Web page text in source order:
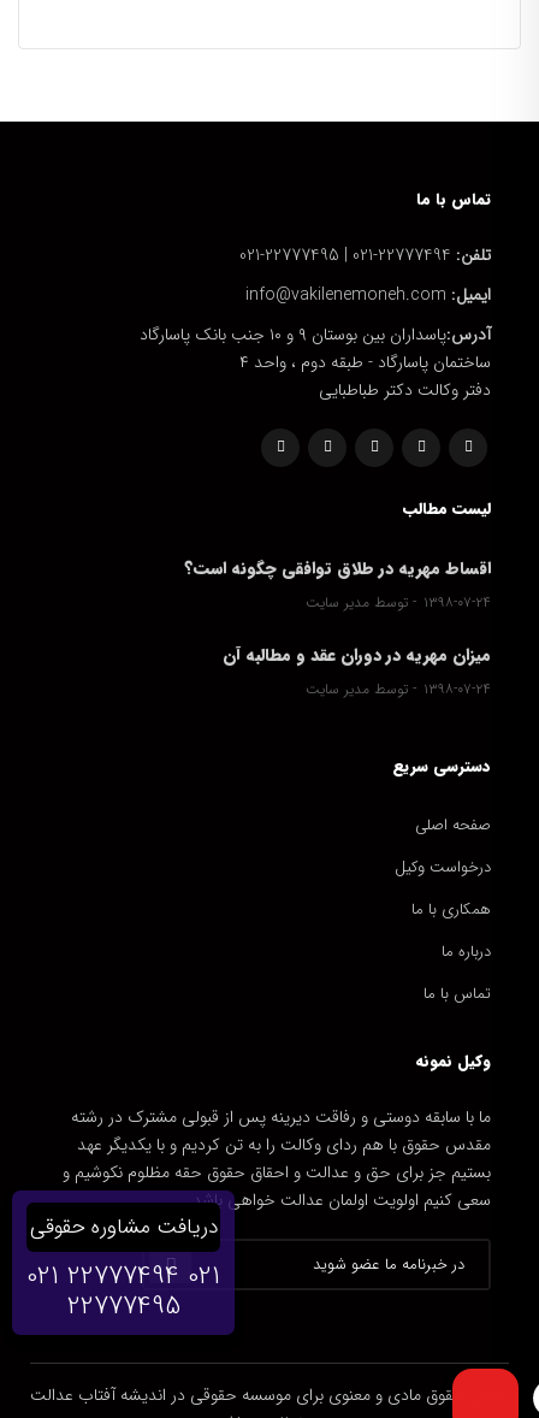
تماس با ما
تلفن:
ایمیل:
آدرس:پاسداران بین بوستان ۹ و ۱۰ جنب بانک پاسارگاد
ساختمان پاسارگاد - طبقه دوم ، واحد ۴
دفتر وکالت دکتر طباطبایی
لیست مطالب
اقساط مهریه در طلاق توافقی چگونه است؟
۱۳۹۸-۰۷-۲۴ توسط مدیر سایت
میزان مهریه در دوران عقد و مطالبه آن
۱۳۹۸-۰۷-۲۴ توسط مدیر سایت
دسترسی سریع
صفحه اصلی
درخواست وکیل
همکاری با ما
درباره ما
تماس با ما
وکیل نمونه
ما با سابقه دوستی و رفاقت دیرینه پس از قبولی مشترک در رشته
مقدس حقوق با هم ردای وکالت را به تن کردیم و با یکدیگر عهد
بستیم جز برای حق و عدالت و احقاق حقوق حقه مظلوم نکوشیم و
سعی کنیم اولویت اولمان عدالت خواهی باشد.
تمامی حقوق مادی و معنوی برای موسسه حقوقی در اندیشه آفتاب عدالت
دریافت مشاوره حقوقی
021 22777494 021
22777495